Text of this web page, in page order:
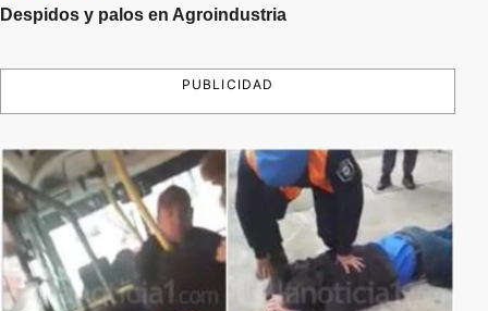
Despidos y palos en Agroindustria
PUBLICIDAD